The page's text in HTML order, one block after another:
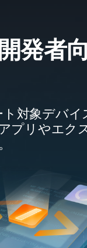
発者
ト対象デバ
プリやエク